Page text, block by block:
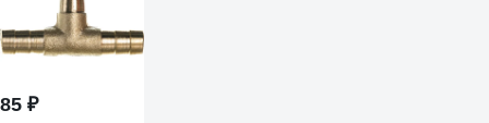
85 ₽